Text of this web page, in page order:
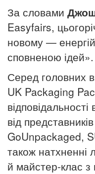
За словами
Easyfairs,
новому —
сповненою ідей».
Серед головних
UK Packaging
від
GoUnpackaged,
також натхненні
й майстер-клас з